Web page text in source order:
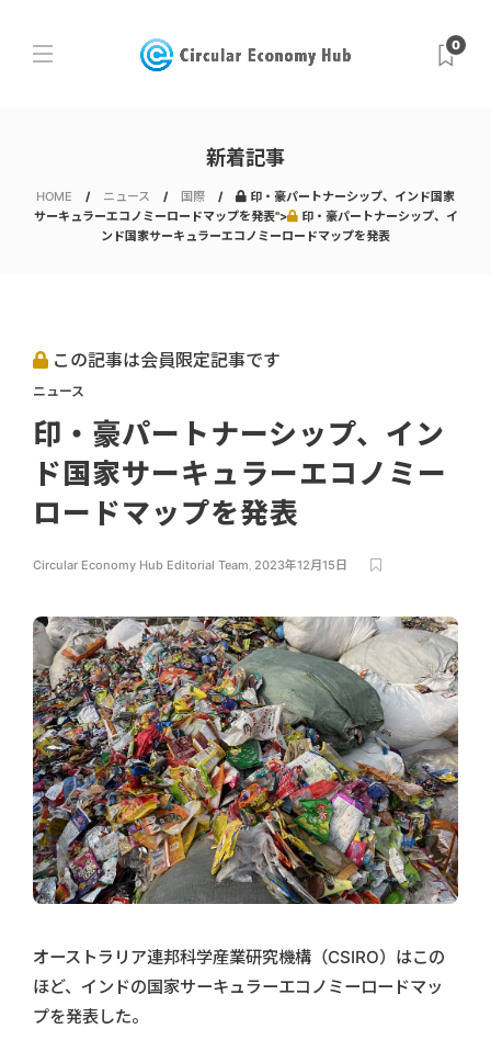
0
新着記事
HOME ニュース 国際
印・豪パートナーシップ、インド国家
サーキュラーエコノミーロードマップを発表">
印・豪パートナーシップ、イ
ンド国家サーキュラーエコノミーロードマップを発表
この記事は会員限定記事です
ニュース
印・豪パートナーシップ、イン
ド国家サーキュラーエコノミー
ロードマップを発表
Circular Economy Hub Editorial Team, 2023年12月15日
オーストラリア連邦科学産業研究機構（CSIRO）はこの
ほど、インドの国家サーキュラーエコノミーロードマッ
プを発表した。